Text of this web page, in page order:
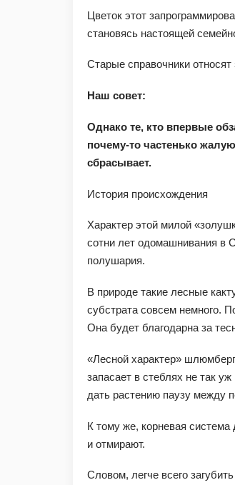
Цветок этот
становясь настоящей
Старые справочники
Наш совет:
Однако те, кто впервые
почему-то частенько
сбрасывает.
История происхождения
Характер этой милой
сотни лет одомашнивания в
полушария.
В природе такие лесные
субстрата совсем немного.
Она будет благодарна за
«Лесной ха­­рактер»
запасает в стеблях не так
дать растению паузу между
К тому же, корневая система
и отмирают.
Словом, легче всего